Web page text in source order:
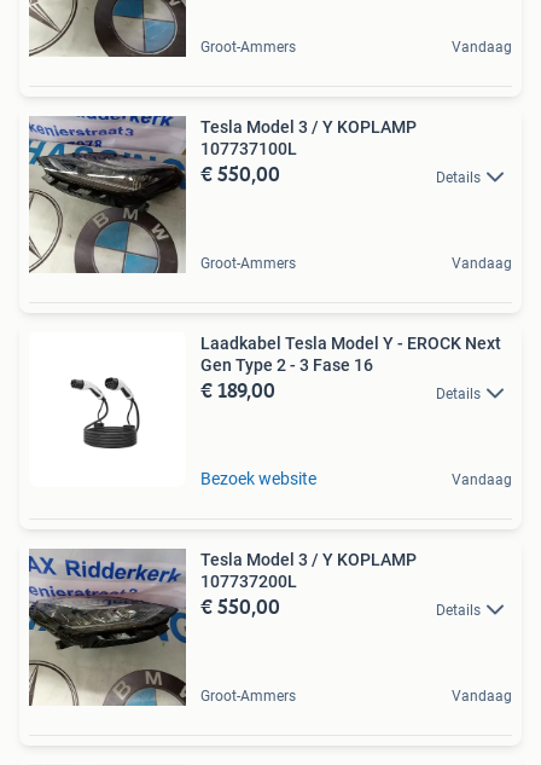
Groot-Ammers Vandaag
Tesla Model 3 / Y KOPLAMP
107737100L
€ 550,00 Details
Groot-Ammers Vandaag
Laadkabel Tesla Model Y - EROCK Next
Gen Type 2 - 3 Fase 16
€ 189,00 Details
Bezoek website Vandaag
Tesla Model 3 / Y KOPLAMP
107737200L
€ 550,00 Details
Groot-Ammers Vandaag